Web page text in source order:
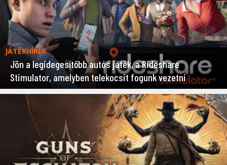
JÁTÉKHÍREK
Jön a legidegesítőbb autós játék, a Rideshare
Stimulator, amelyben telekocsit fogunk vezetni